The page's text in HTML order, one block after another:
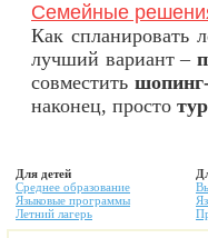
Семейные
Как спланировать
лучший вариант –
совместить
наконец, просто
Для детей
Среднее образование
Языковые программы
Летний лагерь